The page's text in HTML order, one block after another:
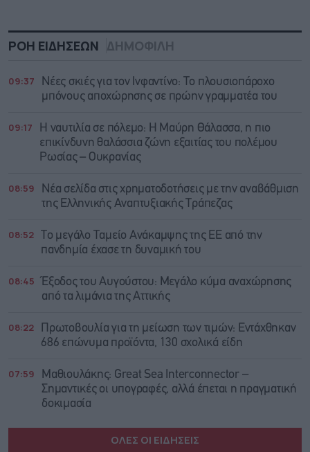
ΡΟΗ ΕΙΔΗΣΕΩΝ ΔΗΜΟΦΙΛΗ
09:37
Νέες σκιές για τον Ινφαντίνο: Το πλουσιοπάροχο
μπόνους αποχώρησης σε πρώην γραμματέα του
09:17
Η ναυτιλία σε πόλεμο: Η Μαύρη Θάλασσα, η πιο
επικίνδυνη θαλάσσια ζώνη εξαιτίας του πολέμου
Ρωσίας – Ουκρανίας
08:59
Νέα σελίδα στις χρηματοδοτήσεις με την αναβάθμιση
της Ελληνικής Αναπτυξιακής Τράπεζας
08:52
Το μεγάλο Ταμείο Ανάκαμψης της ΕΕ από την
πανδημία έχασε τη δυναμική του
08:45
Έξοδος του Αυγούστου: Μεγάλο κύμα αναχώρησης
από τα λιμάνια της Αττικής
08:22
Πρωτοβουλία για τη μείωση των τιμών: Εντάχθηκαν
686 επώνυμα προϊόντα, 130 σχολικά είδη
07:59
Μαθιουλάκης: Great Sea Interconnector –
Σημαντικές οι υπογραφές, αλλά έπεται η πραγματική
δοκιμασία
ΟΛΕΣ ΟΙ ΕΙΔΗΣΕΙΣ